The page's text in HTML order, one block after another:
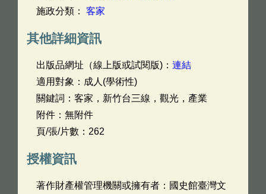
施政分類： 客家
其他詳細資訊
出版品網址（線上版或試閱版)： 連結
適用對象：成人(學術性)
關鍵詞：客家，新竹台三線，觀光，產業
附件：無附件
頁/張/片數：262
授權資訊
著作財產權管理機關或擁有者：國史館臺灣文